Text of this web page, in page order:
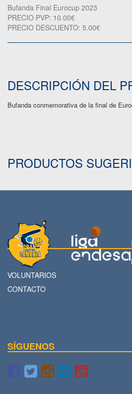
Bufanda Final Eurocup 2023
PRECIO PVP: 10.00€
PRECIO DESCUENTO: 5.00€
DESCRIPCIÓN DEL
Bufanda conmemorativa de la final de
PRODUCTOS
VOLUNTARIOS
CONTACTO
SÍGUENOS